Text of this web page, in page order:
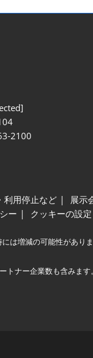
2100
利用停止など 展示
ー クッキーの設定
は増減の可能性がありま
ナー企業数も含みます。